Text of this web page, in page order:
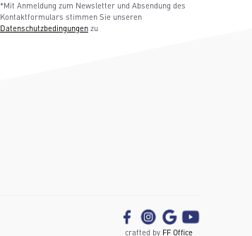
*Mit Anmeldung zum Newsletter und Absendung des
Kontaktformulars stimmen Sie unseren
Datenschutzbedingungen zu
crafted by FF Office